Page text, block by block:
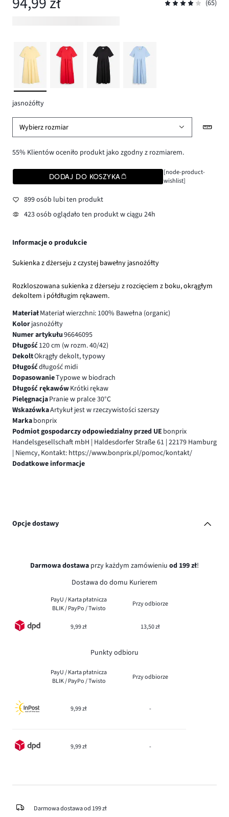
(65)
jasnożółty
Wybierz rozmiar
55% Klientów oceniło produkt jako zgodny z rozmiarem.
DODAJ DO KOSZYKA
[node-product-
wishlist]
899 osób lubi ten produkt
423 osób oglądało ten produkt w ciągu 24h
Informacje o produkcie
Sukienka z dżerseju z czystej bawełny jasnożółty
Rozkloszowana sukienka z dżerseju z rozcięciem z boku, okrągłym
dekoltem i półdługim rękawem.
MateriałMateriał wierzchni: 100% Bawełna (organic)
Kolorjasnożółty
Numer artykułu96646095
Długość120 cm (w rozm. 40/42)
DekoltOkrągły dekolt, typowy
Długośćdługość midi
DopasowanieTypowe w biodrach
Długość rękawówKrótki rękaw
PielęgnacjaPranie w pralce 30°C
WskazówkaArtykuł jest w rzeczywistości szerszy
Markabonprix
Podmiot gospodarczy odpowiedzialny przed UE bonprix
Handelsgesellschaft mbH | Haldesdorfer Straße 61 | 22179 Hamburg
| Niemcy, Kontakt: https://www.bonprix.pl/pomoc/kontakt/
Dodatkowe informacje
Opcje dostawy
Darmowa dostawa przy każdym zamówieniu od 199 zł!
Dostawa do domu Kurierem
PayU / Karta płatnicza
BLIK / PayPo / Twisto
Przy odbiorze
9,99 zł 13,50 zł
Punkty odbioru
PayU / Karta płatnicza
BLIK / PayPo / Twisto
Przy odbiorze
9,99 zł -
9,99 zł -
Darmowa dostawa od 199 zł